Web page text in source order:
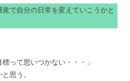
で自分の日常を変えていこうかと
って思いつかない・・・」
思う。